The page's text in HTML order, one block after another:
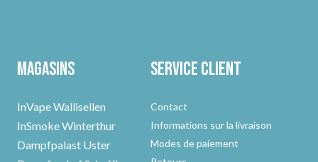
Magasins
InVape Wallisellen
InSmoke Winterthur
Dampfpalast Uster
Service client
Contact
Informations sur la livraison
Modes de paiement